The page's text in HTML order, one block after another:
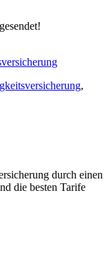
,
durch einen
die besten Tarife